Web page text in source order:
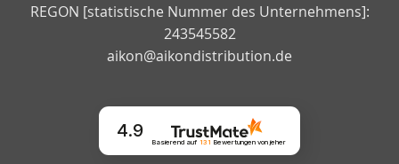
REGON [statistische Nummer des Unternehmens]:
243545582
aikon@aikondistribution.de
4.9
Basierend auf 131 Bewertungenvon jeher